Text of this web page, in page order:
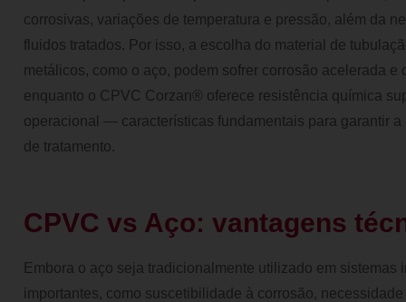
corrosivas, variações de temperatura e pressão, além da
fluidos tratados. Por isso, a escolha do material de
metálicos, como o aço, podem sofrer corrosão acelerada e
enquanto o CPVC Corzan® oferece resistência química
operacional — características fundamentais para garantir
de tratamento.
CPVC vs Aço: vantagens
Embora o aço seja tradicionalmente utilizado em
importantes, como suscetibilidade à corrosão,